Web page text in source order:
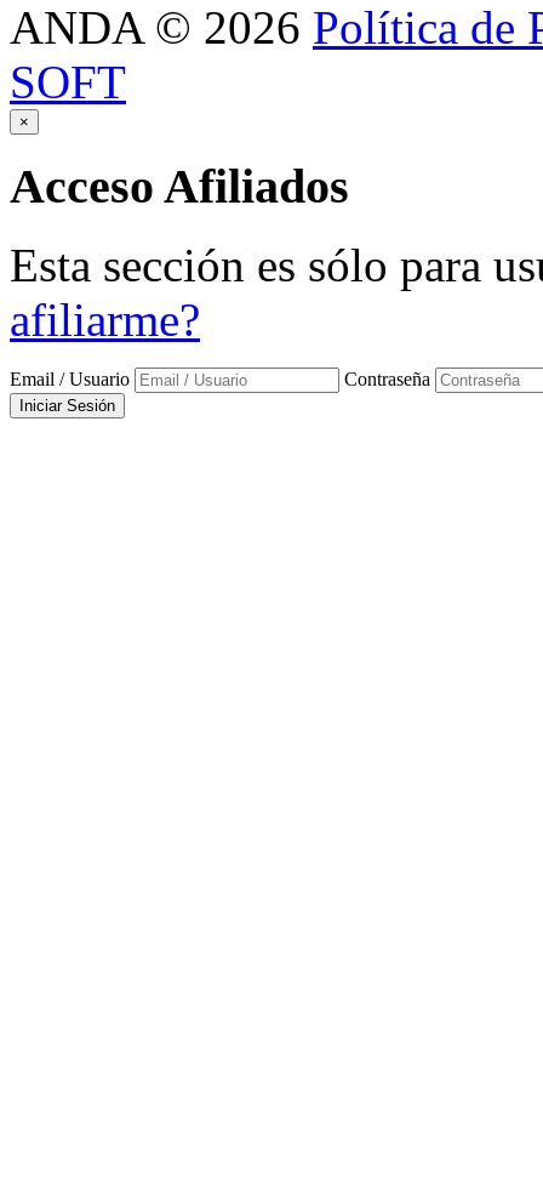
ANDA © 2026 Política de
SOFT
×
Acceso Afiliados
Esta sección es sólo para
afiliarme?
Email / Usuario Contraseña
Iniciar Sesión